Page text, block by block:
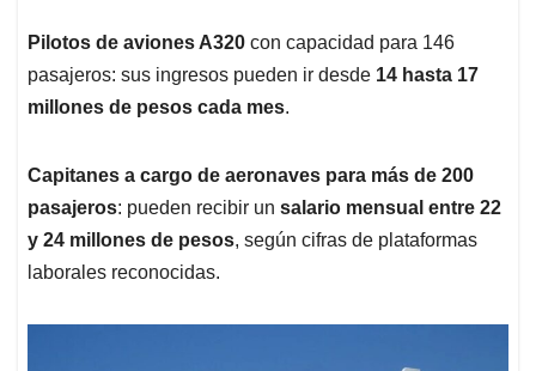
Pilotos de aviones A320 con capacidad para 146
pasajeros: sus ingresos pueden ir desde 14 hasta 17
millones de pesos cada mes.
Capitanes a cargo de aeronaves para más de 200
pasajeros: pueden recibir un salario mensual entre 22
y 24 millones de pesos, según cifras de plataformas
laborales reconocidas.